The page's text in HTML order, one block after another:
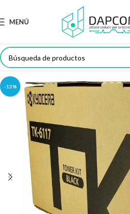
MENÚ
-13%